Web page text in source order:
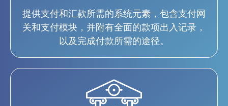
提供支付和汇款所需的系统元素，包含支付网
关和支付模块，并附有全面的款项出入记录，
以及完成付款所需的途径。